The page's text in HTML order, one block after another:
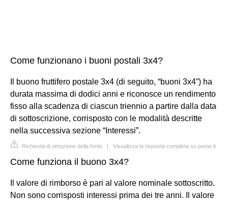
Come funzionano i buoni postali 3x4?
Il buono fruttifero postale 3x4 (di seguito, “buoni 3x4”) ha
durata massima di dodici anni e riconosce un rendimento
fisso alla scadenza di ciascun triennio a partire dalla data
di sottoscrizione, corrisposto con le modalità descritte
nella successiva sezione “Interessi”.
Richiesta di rimozione della fonte | Visualizza la risposta completa su poste.it
Come funziona il buono 3x4?
Il valore di rimborso è pari al valore nominale sottoscritto.
Non sono corrisposti interessi prima dei tre anni. Il valore